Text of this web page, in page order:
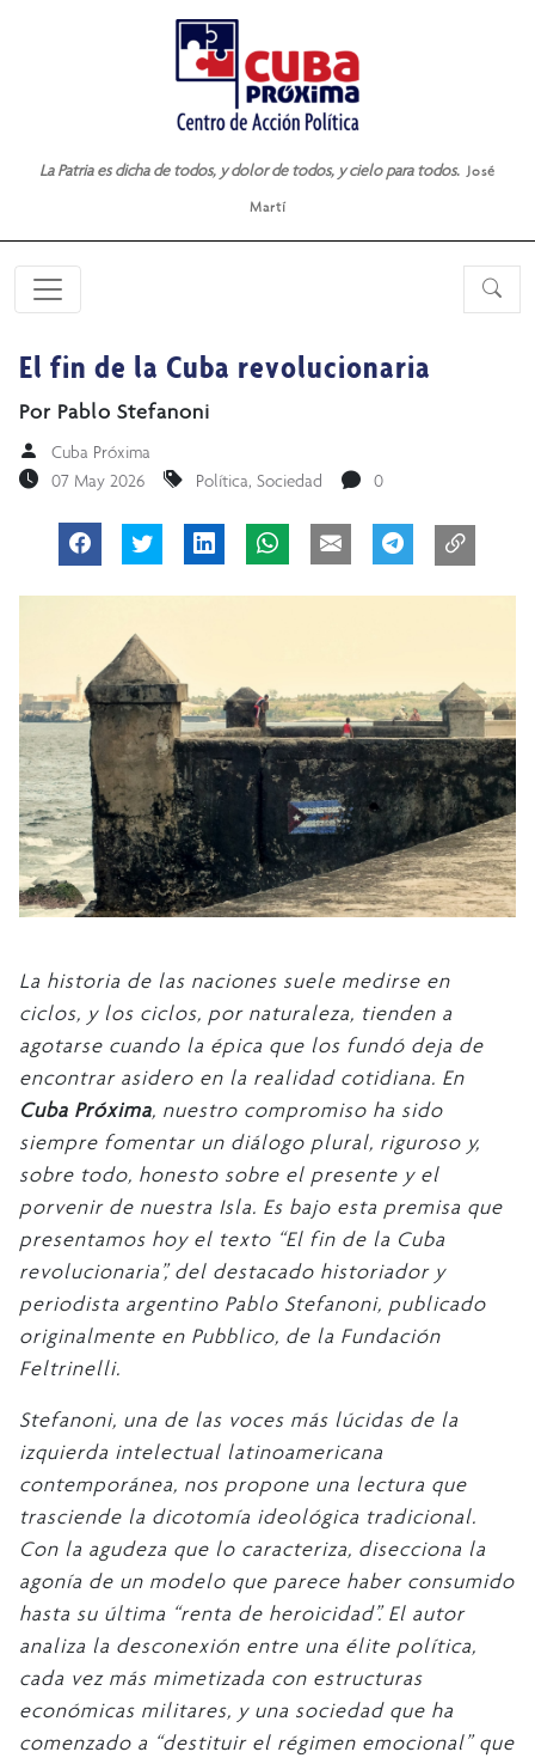
La Patria es dicha de todos, y dolor de todos, y cielo para todos. José
Martí
El fin de la Cuba revolucionaria
Por Pablo Stefanoni
Cuba Próxima
07 May 2026
Política, Sociedad 0
La historia de las naciones suele medirse en
ciclos, y los ciclos, por naturaleza, tienden a
agotarse cuando la épica que los fundó deja de
encontrar asidero en la realidad cotidiana. En
Cuba Próxima, nuestro compromiso ha sido
siempre fomentar un diálogo plural, riguroso y,
sobre todo, honesto sobre el presente y el
porvenir de nuestra Isla. Es bajo esta premisa que
presentamos hoy el texto “El fin de la Cuba
revolucionaria”, del destacado historiador y
periodista argentino Pablo Stefanoni, publicado
originalmente en Pubblico, de la Fundación
Feltrinelli.
Stefanoni, una de las voces más lúcidas de la
izquierda intelectual latinoamericana
contemporánea, nos propone una lectura que
trasciende la dicotomía ideológica tradicional.
Con la agudeza que lo caracteriza, disecciona la
agonía de un modelo que parece haber consumido
hasta su última “renta de heroicidad”. El autor
analiza la desconexión entre una élite política,
cada vez más mimetizada con estructuras
económicas militares, y una sociedad que ha
comenzado a “destituir el régimen emocional” que